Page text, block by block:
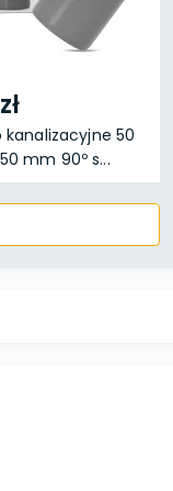
kanalizacyjne 50
mm 90º s...